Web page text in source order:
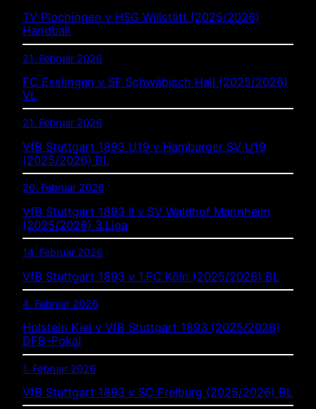
TV Plochingen v HSG Willstätt (2025/2026)
Handball
21. Februar 2026
FC Esslingen v SF Schwäbisch Hall (2025/2026)
VL
21. Februar 2026
VfB Stuttgart 1893 U19 v Hamburger SV U19
(2025/2026) BL
20. Februar 2026
VfB Stuttgart 1893 II v SV Waldhof Mannheim
(2025/2026) 3.Liga
14. Februar 2026
VfB Stuttgart 1893 v 1.FC Köln (2025/2026) BL
4. Februar 2026
Holstein Kiel v VfB Stuttgart 1893 (2025/2026)
DFB-Pokal
1. Februar 2026
VfB Stuttgart 1893 v SC Freiburg (2025/2026) BL